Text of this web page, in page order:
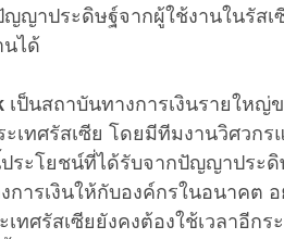
ญญาประดิษฐ์จากผู้ใช้งานในรัสเ
นได้
เป็นสถาบันทางการเงินรายให
ะเทศรัสเซีย โดยมีทีมงานวิศวก
ระโยชน์ที่ได้รับจากปัญญาประดิ
การเงินให้กับองค์กรในอนาคต
ทศรัสเซียยังคงต้องใช้เวลาอีกร